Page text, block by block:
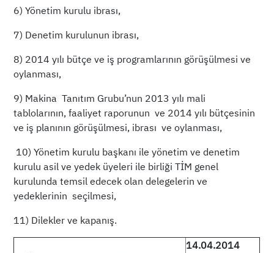
6) Yönetim kurulu ibrası,
7) Denetim kurulunun ibrası,
8) 2014 yılı bütçe ve iş programlarının görüşülmesi ve
oylanması,
9) Makina Tanıtım Grubu’nun 2013 yılı mali
tablolarının, faaliyet raporunun ve 2014 yılı bütçesinin
ve iş planının görüşülmesi, ibrası ve oylanması,
10) Yönetim kurulu başkanı ile yönetim ve denetim
kurulu asil ve yedek üyeleri ile birliği TİM genel
kurulunda temsil edecek olan delegelerin ve
yedeklerinin seçilmesi,
11) Dilekler ve kapanış.
14.04.2014